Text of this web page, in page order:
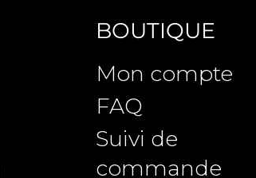
BOUTIQUE
Mon compte
FAQ
Suivi de
commande